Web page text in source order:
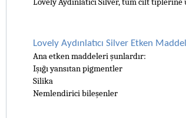
Lovely Aydınlatıcı Silver Etken
Ana etken maddeleri şunlardır:
Işığı yansıtan pigmentler
Silika
Nemlendirici bileşenler